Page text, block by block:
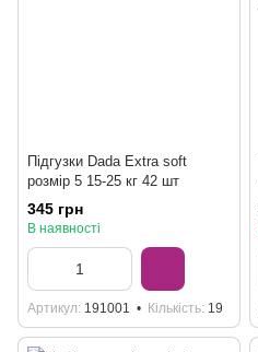
Підгузки Dada Еxtra soft
розмір 5 15-25 кг 42 шт
345 грн
В наявності
Артикул 191001 Кількість 19